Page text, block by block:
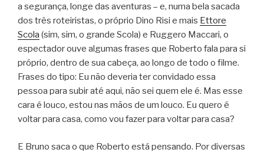
a segurança, longe das aventuras – e, numa bela sacada
dos três roteiristas, o próprio Dino Risi e mais Ettore
Scola (sim, sim, o grande Scola) e Ruggero Maccari, o
espectador ouve algumas frases que Roberto fala para si
próprio, dentro de sua cabeça, ao longo de todo o filme.
Frases do tipo: Eu não deveria ter convidado essa
pessoa para subir até aqui, não sei quem ele é. Mas esse
cara é louco, estou nas mãos de um louco. Eu quero é
voltar para casa, como vou fazer para voltar para casa?
E Bruno saca o que Roberto está pensando. Por diversas